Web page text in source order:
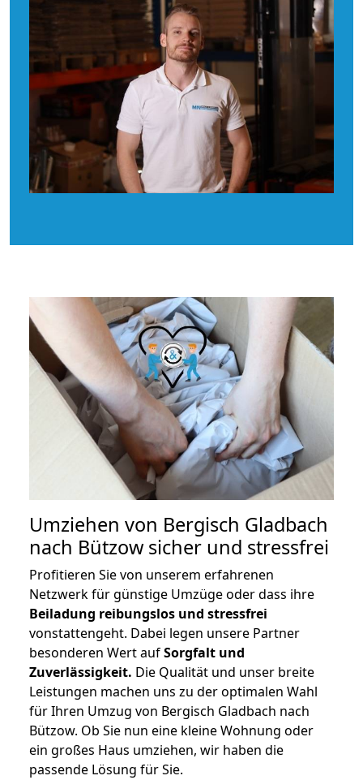
Umziehen von Bergisch Gladbach
nach Bützow sicher und stressfrei
Profitieren Sie von unserem erfahrenen
Netzwerk für günstige Umzüge oder dass ihre
Beiladung reibungslos und stressfrei
vonstattengeht. Dabei legen unsere Partner
besonderen Wert aufSorgfalt und
Zuverlässigkeit. Die Qualität und unser breite
Leistungen machen uns zu der optimalen Wahl
für Ihren Umzug von Bergisch Gladbach nach
Bützow. Ob Sie nun eine kleine Wohnung oder
ein großes Haus umziehen, wir haben die
passende Lösung für Sie.